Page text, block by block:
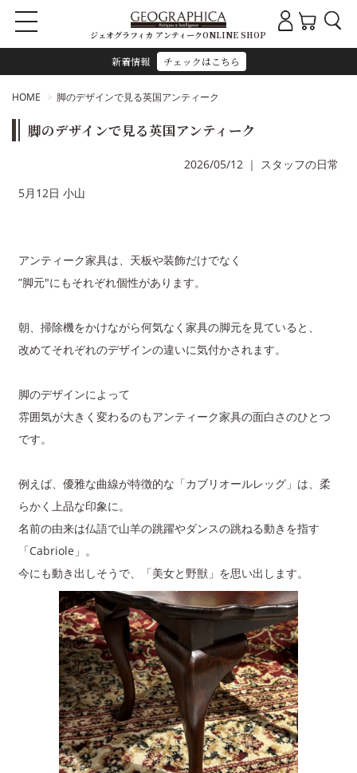
新着情報 チェックはこちら
ジェオグラフィカ アンティークONLINE SHOP
HOME 脚のデザインで見る英国アンティーク
脚のデザインで見る英国アンティーク
2026/05/12 ｜ スタッフの日常
5月12日 小山
アンティーク家具は、天板や装飾だけでなく
”脚元"にもそれぞれ個性があります。
朝、掃除機をかけながら何気なく家具の脚元を見ていると、
改めてそれぞれのデザインの違いに気付かされます。
脚のデザインによって
雰囲気が大きく変わるのもアンティーク家具の面白さのひとつ
です。
例えば、優雅な曲線が特徴的な「カブリオールレッグ」は、柔
らかく上品な印象に。
名前の由来は仏語で山羊の跳躍やダンスの跳ねる動きを指す
「Cabriole」。
今にも動き出しそうで、「美女と野獣」を思い出します。